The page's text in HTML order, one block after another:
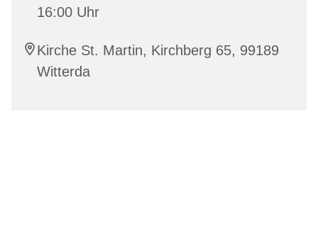
16:00 Uhr
Kirche St. Martin, Kirchberg 65, 99189
Witterda